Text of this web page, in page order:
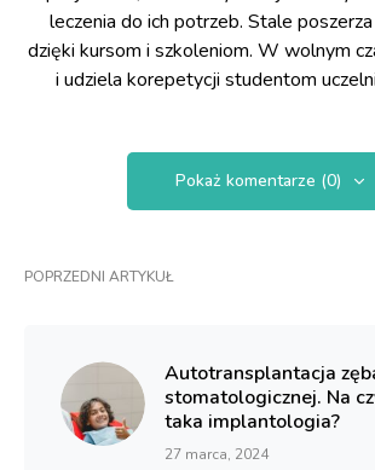
leczenia do ich potrzeb. Stale
dzięki kursom i szkoleniom. W wolnym
i udziela korepetycji studentom
Pokaż komentarze (0)
POPRZEDNI ARTYKUŁ
Autotransplantacja
stomatologicznej. Na
taka implantologia?
27 marca, 2024